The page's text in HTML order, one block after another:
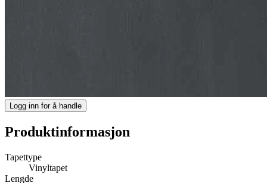
Logg inn for å handle
Produktinformasjon
Tapettype
Vinyltapet
Lengde